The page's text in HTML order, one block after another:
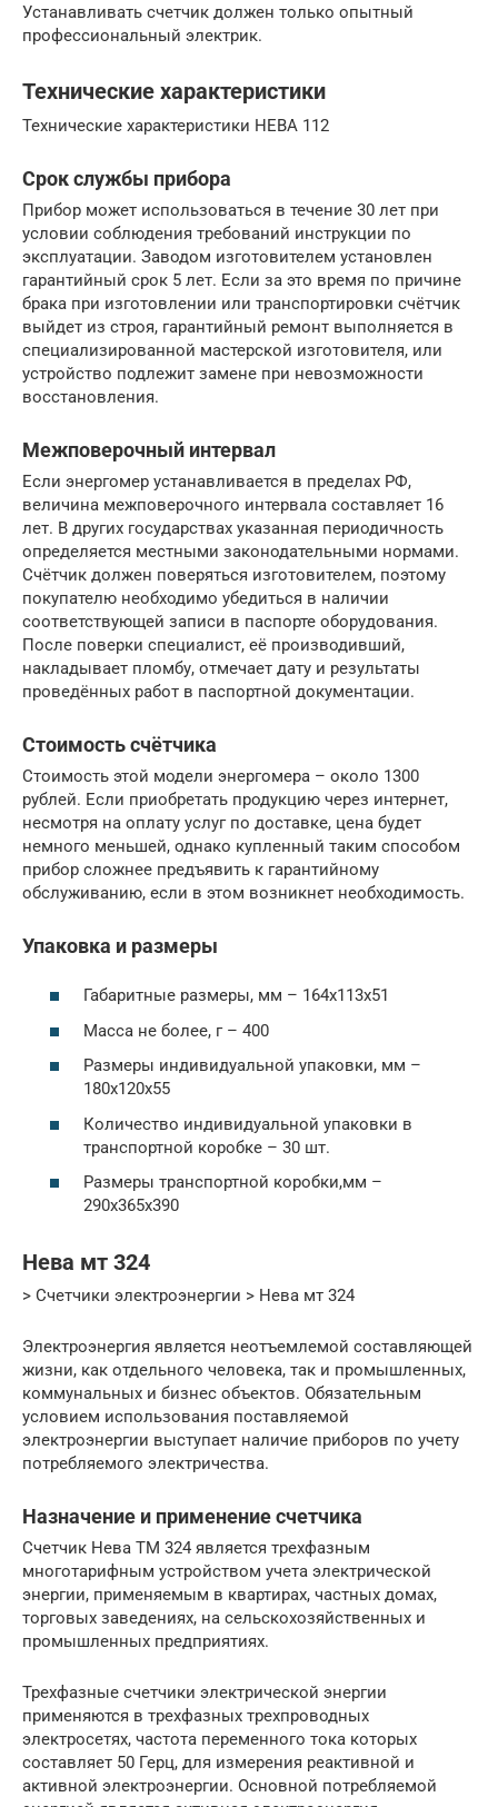
Устанавливать счетчик должен только опытный
профессиональный электрик.
Технические характеристики
Технические характеристики НЕВА 112
Срок службы прибора
Прибор может использоваться в течение 30 лет при
условии соблюдения требований инструкции по
эксплуатации. Заводом изготовителем установлен
гарантийный срок 5 лет. Если за это время по причине
брака при изготовлении или транспортировки счётчик
выйдет из строя, гарантийный ремонт выполняется в
специализированной мастерской изготовителя, или
устройство подлежит замене при невозможности
восстановления.
Межповерочный интервал
Если энергомер устанавливается в пределах РФ,
величина межповерочного интервала составляет 16
лет. В других государствах указанная периодичность
определяется местными законодательными нормами.
Счётчик должен поверяться изготовителем, поэтому
покупателю необходимо убедиться в наличии
соответствующей записи в паспорте оборудования.
После поверки специалист, её производивший,
накладывает пломбу, отмечает дату и результаты
проведённых работ в паспортной документации.
Стоимость счётчика
Стоимость этой модели энергомера – около 1300
рублей. Если приобретать продукцию через интернет,
несмотря на оплату услуг по доставке, цена будет
немного меньшей, однако купленный таким способом
прибор сложнее предъявить к гарантийному
обслуживанию, если в этом возникнет необходимость.
Упаковка и размеры
Габаритные размеры, мм – 164х113х51
Масса не более, г – 400
Размеры индивидуальной упаковки, мм –
180х120х55
Количество индивидуальной упаковки в
транспортной коробке – 30 шт.
Размеры транспортной коробки,мм –
290x365x390
Нева мт 324
> Счетчики электроэнергии > Нева мт 324
Электроэнергия является неотъемлемой составляющей
жизни, как отдельного человека, так и промышленных,
коммунальных и бизнес объектов. Обязательным
условием использования поставляемой
электроэнергии выступает наличие приборов по учету
потребляемого электричества.
Назначение и применение счетчика
Счетчик Нева ТМ 324 является трехфазным
многотарифным устройством учета электрической
энергии, применяемым в квартирах, частных домах,
торговых заведениях, на сельскохозяйственных и
промышленных предприятиях.
Трехфазные счетчики электрической энергии
применяются в трехфазных трехпроводных
электросетях, частота переменного тока которых
составляет 50 Герц, для измерения реактивной и
активной электроэнергии. Основной потребляемой